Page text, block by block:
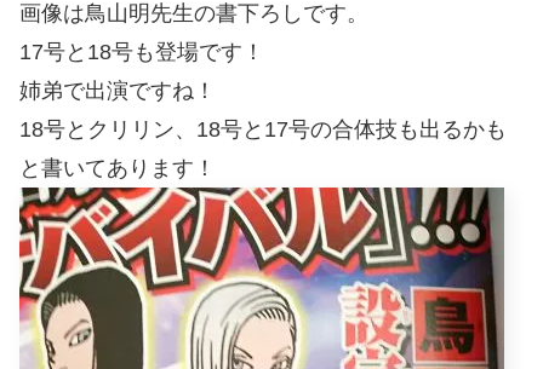
画像は鳥山明先生の書下ろしです。
17号と18号も登場です！
姉弟で出演ですね！
18号とクリリン、18号と17号の合体技も出るかも
と書いてあります！